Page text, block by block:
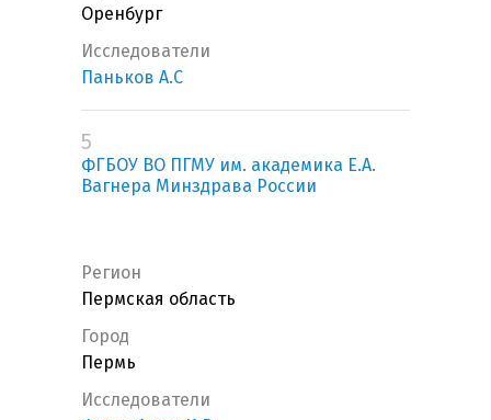
Оренбург
Исследователи
Паньков А.С
5
ФГБОУ ВО ПГМУ им. академика Е.А.
Вагнера Минздрава России
Регион
Пермская область
Город
Пермь
Исследователи